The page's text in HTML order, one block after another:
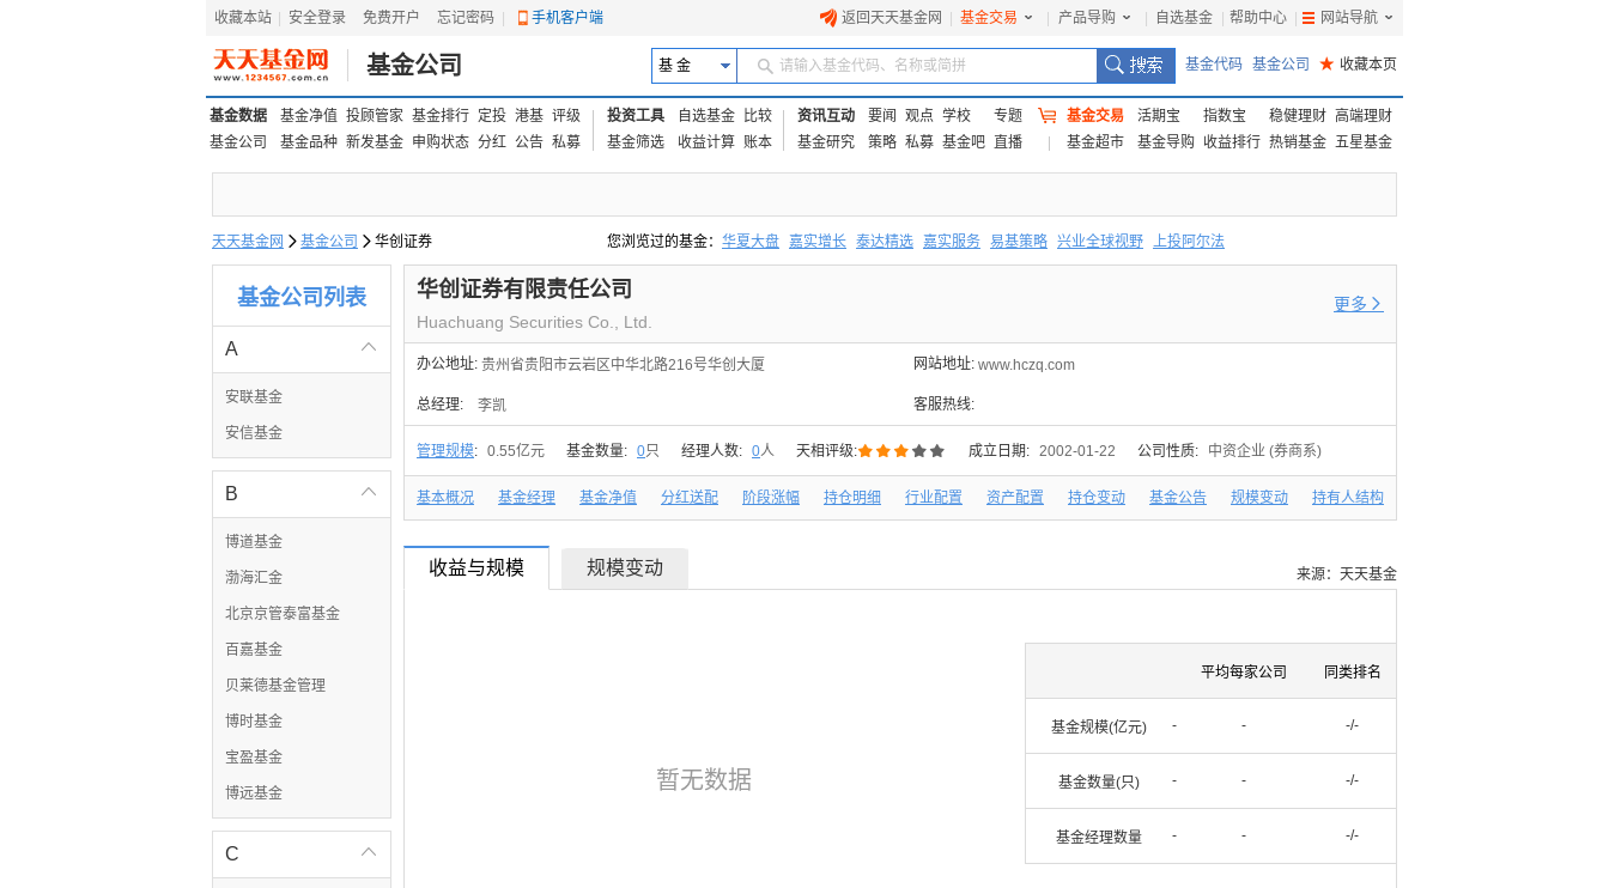
收藏本站 安全登录 免费开户 忘记密码 手机客户端 返回天天基金网 基金交易 产品导购 自选基金 帮助中心 网站导航
基金公司 基 金 请输入基金代码、名称或简拼 基金代码 基金公司 ★ 收藏本页
基金数据 基金净值 投顾管家 基金排行 定投 港基 评级
基金公司
基金品种 新发基金 申购状态 分红 公告 私募
投资工具 自选基金
比较
基金筛选
收益计算 账本
资讯互动 要闻 观点 学校
专题
基金研究
策略 私募 基金吧 直播
基金交易 活期宝 指数宝 稳健理财 高端理财
基金超市
基金导购 收益排行 热销基金 五星基金
天天基金网  基金公司  华创证券 您浏览过的基金： 华夏大盘 嘉实增长 泰达精选 嘉实服务 易基策略 兴业全球视野 上投阿尔法
易方达上证中盘ETF联接A
基金公司列表

A
安联基金
安信基金

B
博道基金
渤海汇金
北京京管泰富基金
百嘉基金
贝莱德基金管理
博时基金
宝盈基金
博远基金

C
华创证券有限责任公司
Huachuang Securities Co., Ltd.
更多 
办公地址: 贵州省贵阳市云岩区中华北路216号华创大厦
总经理: 李凯
网站地址: www.hczq.com
客服热线:
管理规模: 0.55亿元 基金数量: 0只 经理人数: 0人 天相评级: 成立日期: 2002-01-22 公司性质: 中资企业 (券商系)
基本概况 基金经理 基金净值 分红送配 阶段涨幅 持仓明细 行业配置 资产配置 持仓变动 基金公告 规模变动 持有人结构
收益与规模 规模变动 来源：天天基金
暂无数据
平均每家公司 同类排名
基金规模(亿元) - - -/-
基金数量(只) - - -/-
基金经理数量 - - -/-